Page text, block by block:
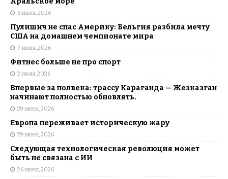
8 июля, 2026
Пулишич не спас Америку: Бельгия разбила мечту
США на домашнем чемпионате мира
7 июля, 2026
Фитнес больше не про спорт
2 июля, 2026
Впервые за полвека: трассу Караганда — Жезказган
начинают полностью обновлять.
29 июня, 2026
Европа переживает историческую жару
29 июня, 2026
Следующая технологическая революция может
быть не связана с ИИ
26 июня, 2026